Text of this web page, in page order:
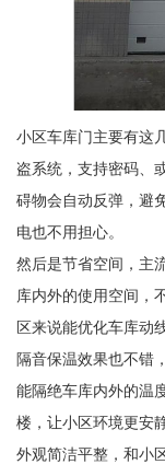
小区车库门主要有这
盗系统，支持密码、
碍物会自动反弹，避
电也不用担心。
然后是节省空间，主
库内外的使用空间，
区来说能优化车库动
隔音保温效果也不错
能隔绝车库内外的温
楼，让小区环境更安静
外观简洁平整，和小